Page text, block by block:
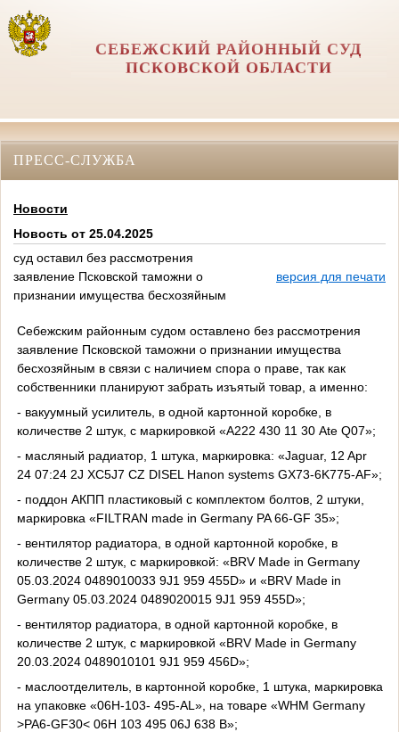
СЕБЕЖСКИЙ РАЙОННЫЙ СУД
ПСКОВСКОЙ ОБЛАСТИ
ПРЕСС-СЛУЖБА
Новости
Новость от 25.04.2025
суд оставил без рассмотрения
заявление Псковской таможни о
признании имущества бесхозяйным
версия для печати
Себежским районным судом оставлено без рассмотрения
заявление Псковской таможни о признании имущества
бесхозяйным в связи с наличием спора о праве, так как
собственники планируют забрать изъятый товар, а именно:
- вакуумный усилитель, в одной картонной коробке, в
количестве 2 штук, с маркировкой «А222 430 11 30 Ate Q07»;
- масляный радиатор, 1 штука, маркировка: «Jaguar, 12 Apr
24 07:24 2J XC5J7 CZ DISEL Hanon systems GX73-6K775-AF»;
- поддон АКПП пластиковый с комплектом болтов, 2 штуки,
маркировка «FILTRAN made in Germany PA 66-GF 35»;
- вентилятор радиатора, в одной картонной коробке, в
количестве 2 штук, с маркировкой: «BRV Made in Germany
05.03.2024 0489010033 9J1 959 455D» и «BRV Made in
Germany 05.03.2024 0489020015 9J1 959 455D»;
- вентилятор радиатора, в одной картонной коробке, в
количестве 2 штук, с маркировкой «BRV Made in Germany
20.03.2024 0489010101 9J1 959 456D»;
- маслоотделитель, в картонной коробке, 1 штука, маркировка
на упаковке «06Н-103- 495-AL», на товаре «WHM Germany
>PA6-GF30< 06Н 103 495 06J 638 В»;